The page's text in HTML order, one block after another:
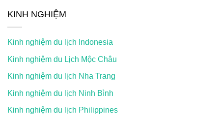
KINH NGHIỆM
Kinh nghiệm du lịch Indonesia
Kinh nghiệm du Lịch Mộc Châu
Kinh nghiệm du lịch Nha Trang
Kinh nghiệm du lịch Ninh Bình
Kinh nghiệm du lịch Philippines